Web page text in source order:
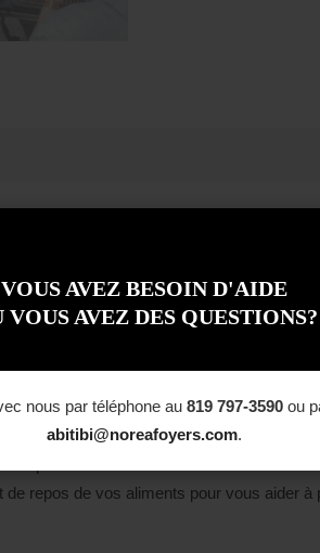
VOUS AVEZ BESOIN D'AIDE
VOUS AVEZ DES QUESTIONS?
nous par téléphone au 819 797-3590 ou
abitibi@noreafoyers.com.
sondes vous permettent de répondre
Vous pouvez même surveiller votre
de toute la maison.
sonde peuvent surveiller
processus de cuisson pour garantir
et/ou de l’heure.
repos de vos aliments pour vous aider